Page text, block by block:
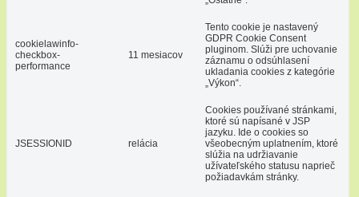
cookielawinfo-
checkbox-
performance
11 mesiacov
Tento cookie je nastavený
GDPR Cookie Consent
pluginom. Slúži pre uchovanie
záznamu o odsúhlasení
ukladania cookies z kategórie
„Výkon“.
JSESSIONID relácia
Cookies používané stránkami,
ktoré sú napísané v JSP
jazyku. Ide o cookies so
všeobecným uplatnením, ktoré
slúžia na udržiavanie
užívateľského statusu naprieč
požiadavkám stránky.